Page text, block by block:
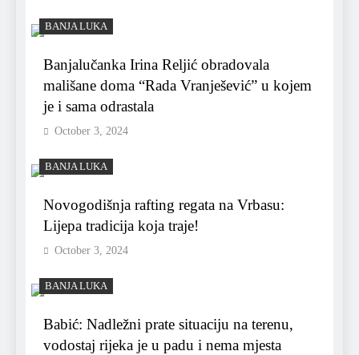
BANJA LUKA
Banjalučanka Irina Reljić obradovala
mališane doma “Rada Vranješević” u kojem
je i sama odrastala
October 3, 2024
BANJA LUKA
Novogodišnja rafting regata na Vrbasu:
Lijepa tradicija koja traje!
October 3, 2024
BANJA LUKA
Babić: Nadležni prate situaciju na terenu,
vodostaj rijeka je u padu i nema mjesta